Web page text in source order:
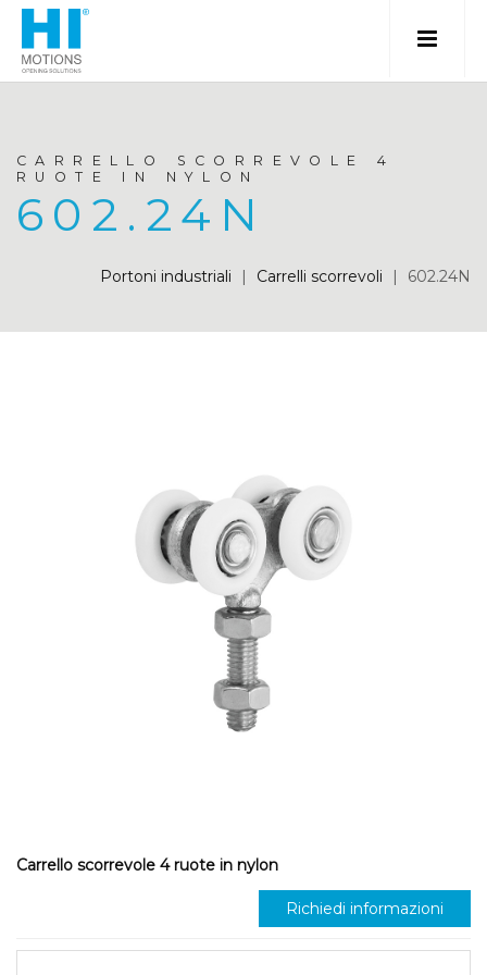
CARRELLO SCORREVOLE 4
RUOTE IN NYLON
602.24N
Portoni industriali | Carrelli scorrevoli | 602.24N
Carrello scorrevole 4 ruote in nylon
Richiedi informazioni